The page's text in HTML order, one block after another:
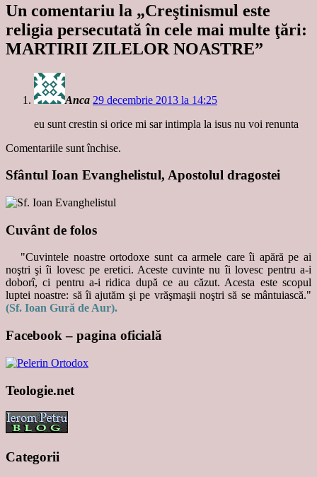
Un comentariu la „Creştinismul este
religia persecutată în cele mai multe ţări:
MARTIRII ZILELOR NOASTRE”
Anca 29 decembrie 2013 la 14:25
eu sunt crestin si orice mi sar intimpla la isus nu voi renunta
Comentariile sunt închise.
Sfântul Ioan Evanghelistul, Apostolul dragostei
Cuvânt de folos
"Cuvintele noastre ortodoxe sunt ca armele care îi apără pe ai
noştri şi îi lovesc pe eretici. Aceste cuvinte nu îi lovesc pentru a-i
doborî, ci pentru a-i ridica după ce au căzut. Acesta este scopul
luptei noastre: să îi ajutăm şi pe vrăşmaşii noştri să se mântuiască."
(Sf. Ioan Gură de Aur).
Facebook – pagina oficială
Teologie.net
Categorii